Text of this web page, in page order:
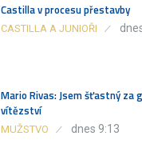
Castilla v procesu přestavby
CASTILLA A JUNIOŘI
Mario Rivas: Jsem šťastný za
vítězství
MUŽSTVO dnes 9:13